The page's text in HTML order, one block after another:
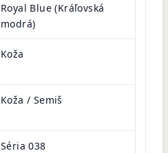
Royal Blue (Kráľovská
modrá)
Koža
Koža / Semiš
Séria 038